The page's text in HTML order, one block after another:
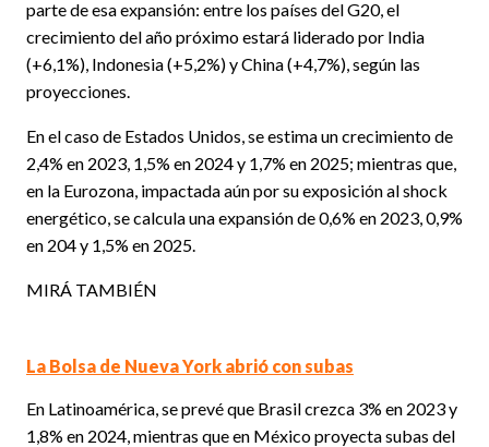
parte de esa expansión: entre los países del G20, el
crecimiento del año próximo estará liderado por India
(+6,1%), Indonesia (+5,2%) y China (+4,7%), según las
proyecciones.
En el caso de Estados Unidos, se estima un crecimiento de
2,4% en 2023, 1,5% en 2024 y 1,7% en 2025; mientras que,
en la Eurozona, impactada aún por su exposición al shock
energético, se calcula una expansión de 0,6% en 2023, 0,9%
en 204 y 1,5% en 2025.
MIRÁ TAMBIÉN
La Bolsa de Nueva York abrió con subas
En Latinoamérica, se prevé que Brasil crezca 3% en 2023 y
1,8% en 2024, mientras que en México proyecta subas del